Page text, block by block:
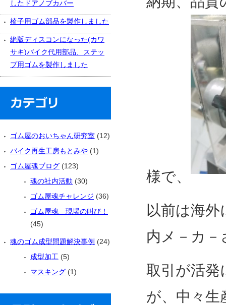
様で、
以前は海
内メ－カ－
取引が活発
が、中々生
したドアノブカバー
椅子用ゴム部品を製作しました
絶版ディスコンになった(カワ
サキ)バイク代用部品、ステッ
プ用ゴムを製作しました
ゴム屋のおいちゃん研究室 (12)
バイク再生工房もとみや (1)
ゴム屋魂ブログ (123)
魂の社内活動 (30)
ゴム屋魂チャレンジ (36)
ゴム屋魂 現場の叫び！
(45)
魂のゴム成型問題解決事例 (24)
成型加工 (5)
マスキング (1)